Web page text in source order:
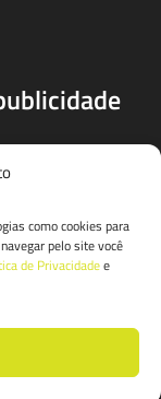
como cookies para
pelo site você
de Privacidadee
agências de